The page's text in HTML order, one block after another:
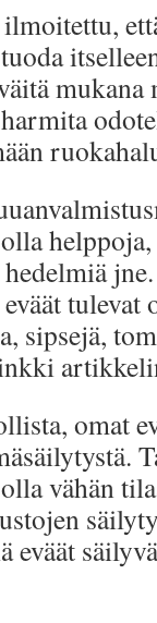
mukana
sipsejä,
omat
vähän
eväät